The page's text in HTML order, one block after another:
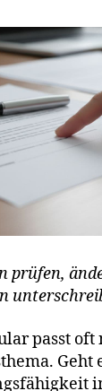
prüfen,
passt
Geht